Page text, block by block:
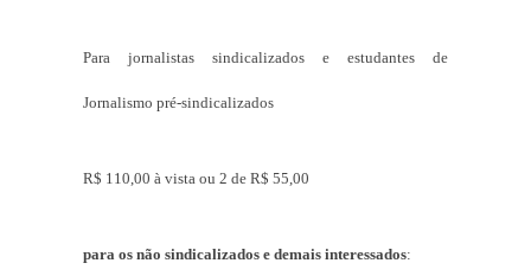
Para jornalistas sindicalizados e estudantes de
Jornalismo pré-sindicalizados
R$ 110,00 à vista ou 2 de R$ 55,00
para os não sindicalizados e demais interessados: